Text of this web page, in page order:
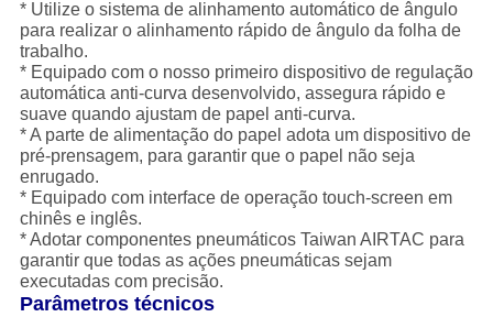
* Utilize o sistema de alinhamento automático de ângulo
para realizar o alinhamento rápido de ângulo da folha de
trabalho.
* Equipado com o nosso primeiro dispositivo de regulação
automática anti-curva desenvolvido, assegura rápido e
suave quando ajustam de papel anti-curva.
* A parte de alimentação do papel adota um dispositivo de
pré-prensagem, para garantir que o papel não seja
enrugado.
* Equipado com interface de operação touch-screen em
chinês e inglês.
* Adotar componentes pneumáticos Taiwan AIRTAC para
garantir que todas as ações pneumáticas sejam
executadas com precisão.
Parâmetros técnicos